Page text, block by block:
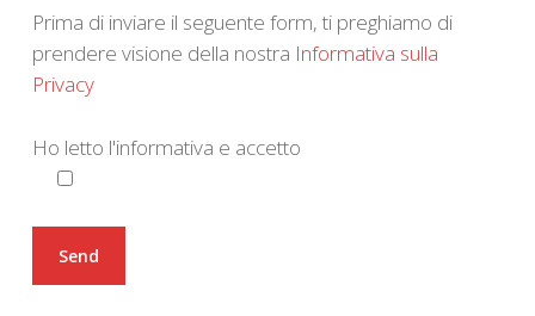
Prima di inviare il seguente form, ti preghiamo di
prendere visione della nostra Informativa sulla
Privacy
Ho letto l'informativa e accetto